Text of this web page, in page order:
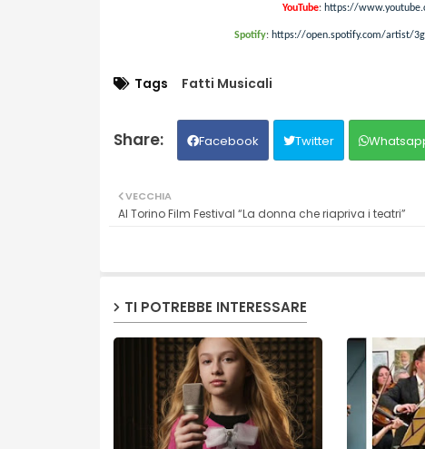
YouTube: https://
Spotify: https://open.spotify.com/artist/
Tags Fatti Musicali
Facebook Twitter
VECCHIA
Al Torino Film Festival “La donna che riapriva i teatri”
TI POTREBBE INTERESSARE